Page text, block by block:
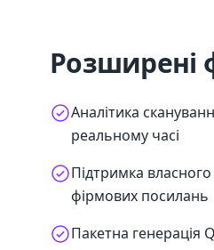
Розширені
Аналітика
реальному часі
Підтримка
фірмових посилань
Пакетна генерація